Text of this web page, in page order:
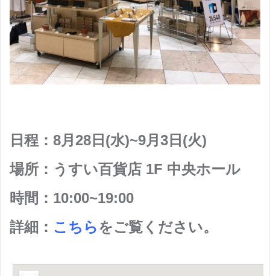
日程：8月28日(水)~9月3日(火)
場所：うすい百貨店 1F 中央ホール
時間：10:00~19:00
詳細： こちらをご覧ください。